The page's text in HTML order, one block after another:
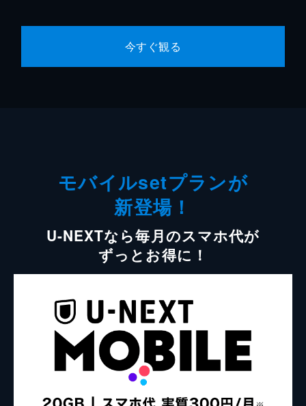
今すぐ観る
モバイルsetプランが
新登場！
U-NEXTなら毎月のスマホ代が
ずっとお得に！